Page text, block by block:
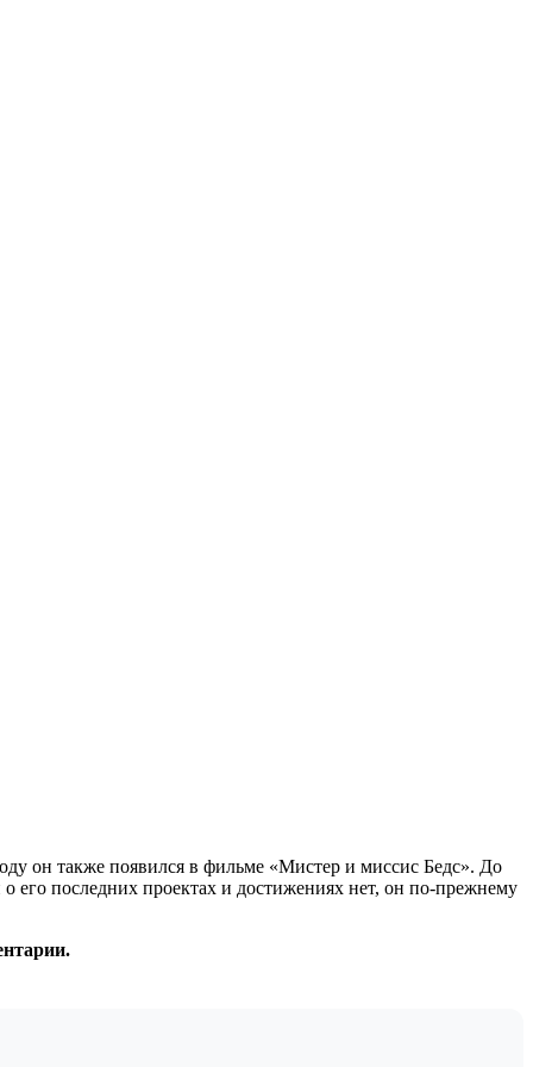
он также появился в фильме «Мистер и миссис Бедс». До
его последних проектах и ​​достижениях нет, он по-прежнему